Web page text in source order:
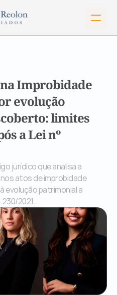
Improbidade
evolução
limites
a Lei nº
jurídico que analisa a
atos de improbidade
evolução patrimonial a
2021.